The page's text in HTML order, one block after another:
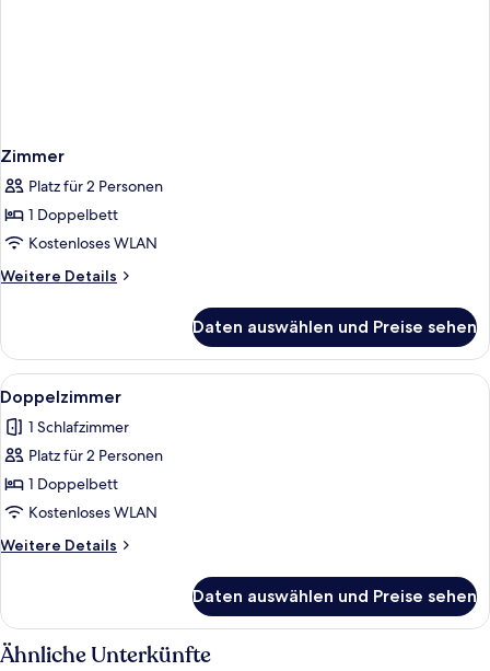
Zimmer
Platz für 2 Personen
1 Doppelbett
Kostenloses WLAN
Weitere Details
Weitere
Daten auswählen und Preise sehen
Alle
Fotos
für
Doppelzimmer
anzeigen
Ein Schlafzimmer mit Bett,
3
Doppelzimmer
1 Schlafzimmer
Platz für 2 Personen
1 Doppelbett
Kostenloses WLAN
Weitere Details
Weitere
Daten auswählen und Preise sehen
Ähnliche Unterkünfte